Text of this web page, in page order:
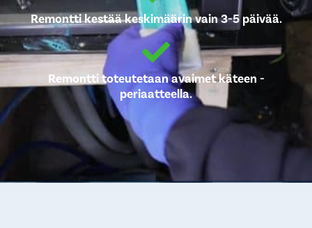
Remontti kestää keskimäärin vain 3-5 päivää.
Remontti toteutetaan avaimet käteen -
periaatteella.